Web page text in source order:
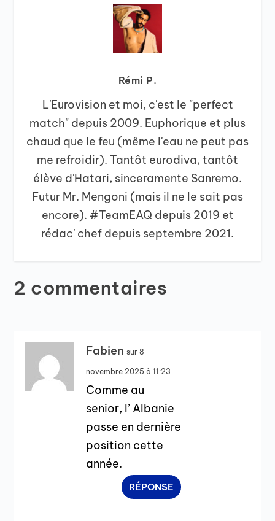
Rémi P.
L'Eurovision et moi, c'est le "perfect
match" depuis 2009. Euphorique et plus
chaud que le feu (même l'eau ne peut pas
me refroidir). Tantôt eurodiva, tantôt
élève d'Hatari, sinceramente Sanremo.
Futur Mr. Mengoni (mais il ne le sait pas
encore). #TeamEAQ depuis 2019 et
rédac' chef depuis septembre 2021.
2 commentaires
Fabien sur 8
novembre 2025 à 11:23
Comme au
senior, l’ Albanie
passe en dernière
position cette
année.
RÉPONSE